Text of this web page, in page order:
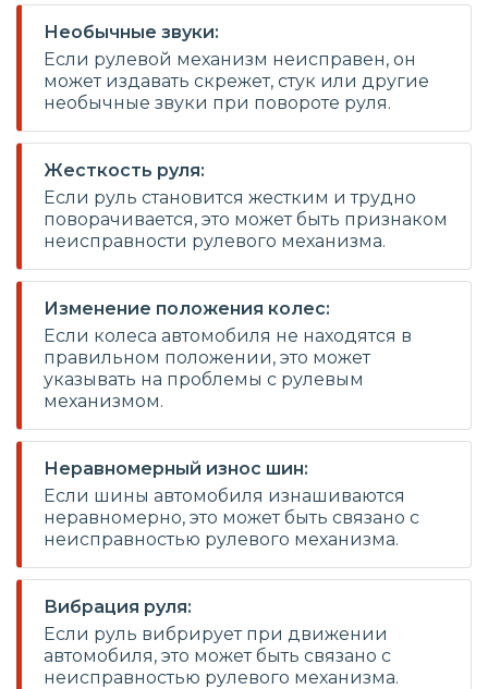
Необычные звуки:
Если рулевой механизм неисправен, он
может издавать скрежет, стук или другие
необычные звуки при повороте руля.
Жесткость руля:
Если руль становится жестким и трудно
поворачивается, это может быть признаком
неисправности рулевого механизма.
Изменение положения колес:
Если колеса автомобиля не находятся в
правильном положении, это может
указывать на проблемы с рулевым
механизмом.
Неравномерный износ шин:
Если шины автомобиля изнашиваются
неравномерно, это может быть связано с
неисправностью рулевого механизма.
Вибрация руля:
Если руль вибрирует при движении
автомобиля, это может быть связано с
неисправностью рулевого механизма.